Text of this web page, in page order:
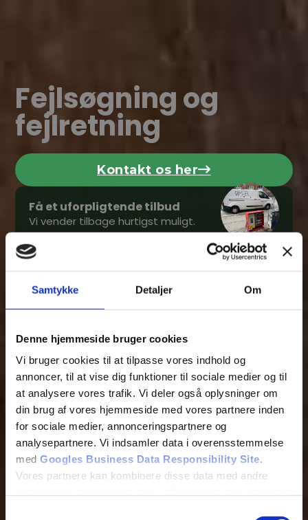
Samtykke Detaljer Om
Denne hjemmeside bruger cookies
Vi bruger cookies til at tilpasse vores indhold og
annoncer, til at vise dig funktioner til sociale medier og til
at analysere vores trafik. Vi deler også oplysninger om
din brug af vores hjemmeside med vores partnere inden
for sociale medier, annonceringspartnere og
analysepartnere. Vi indsamler data i overensstemmelse
med Googles Business Data Responsibility Site.
Vores partnere kan kombinere disse data med andre
Fejlsøgning og
fejlretning
Kontakt os her
Få et uforpligtende tilbud
Vi vender tilbage hurtigst muligt.